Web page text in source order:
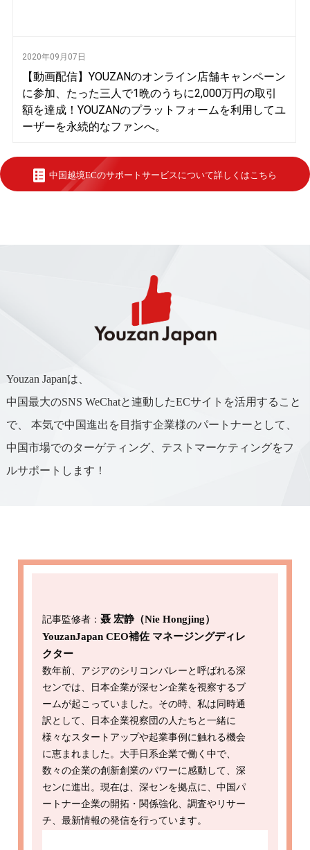
2020年09月07日
【動画配信】YOUZANのオンライン店舗キャンペーン
に参加、たった三人で1晩のうちに2,000万円の取引
額を達成！YOUZANのプラットフォームを利用してユ
ーザーを永続的なファンへ。
中国越境ECのサポートサービスについて詳しくはこちら
Youzan Japanは、
中国最大のSNS WeChatと連動したECサイトを活用すること
で、
本気で中国進出を目指す企業様のパートナーとして、
中国市場でのターゲティング、テストマーケティングをフ
ルサポートします！
記事監修者： 聂 宏静（Nie Hongjing）
YouzanJapan CEO補佐 マネージングディレ
クター
数年前、アジアのシリコンバレーと呼ばれる深
センでは、日本企業が深セン企業を視察するブ
ームが起こっていました。その時、私は同時通
訳として、日本企業視察団の人たちと一緒に
様々なスタートアップや起業事例に触れる機会
に恵まれました。大手日系企業で働く中で、
数々の企業の創新創業のパワーに感動して、深
センに進出。現在は、深センを拠点に、中国パ
ートナー企業の開拓・関係強化、調査やリサー
チ、最新情報の発信を行っています。